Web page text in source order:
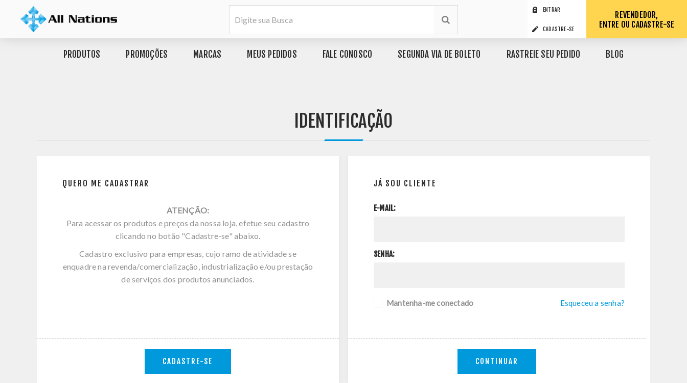
ENTRAR
CADASTRE-SE
REVENDEDOR,
ENTRE OU CADASTRE-SE
PRODUTOS PROMOÇÕES MARCAS MEUS PEDIDOS FALE CONOSCO SEGUNDA VIA DE BOLETO RASTREIE SEU PEDIDO BLOG
IDENTIFICAÇÃO
QUERO ME CADASTRAR
ATENÇÃO:
Para acessar os produtos e preços da nossa loja, efetue seu cadastro
clicando no botão "Cadastre-se" abaixo.
Cadastro exclusivo para empresas, cujo ramo de atividade se
enquadre na revenda/comercialização, industrialização e/ou prestação
de serviços dos produtos anunciados.
CADASTRE-SE
JÁ SOU CLIENTE
E-MAIL:
SENHA:
Mantenha-me conectado Esqueceu a senha?
CONTINUAR